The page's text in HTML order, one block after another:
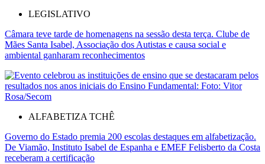
LEGISLATIVO
Câmara teve tarde de homenagens na sessão desta terça. Clube de
Mães Santa Isabel, Associação dos Autistas e causa social e
ambiental ganharam reconhecimentos
ALFABETIZA TCHÊ
Governo do Estado premia 200 escolas destaques em alfabetização.
De Viamão, Instituto Isabel de Espanha e EMEF Felisberto da Costa
receberam a certificação